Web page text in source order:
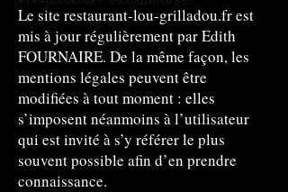
Le site restaurant-lou-grilladou.fr est
mis à jour régulièrement par Edith
FOURNAIRE. De la même façon, les
mentions légales peuvent être
modifiées à tout moment : elles
s’imposent néanmoins à l’utilisateur
qui est invité à s’y référer le plus
souvent possible afin d’en prendre
connaissance.